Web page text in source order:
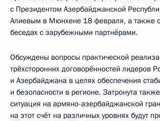
с Президентом Азербайджанской
Алиевым в Мюнхене 18 февраля, а также о
беседах с зарубежными партнёрами.
Обсуждены вопросы практической
трёхсторонних договорённостей лидеров
и Азербайджана в целях обеспечения
и безопасности в регионе. Затронута
ситуация на армяно-азербайджанской
на этот счёт на различных уровнях будут